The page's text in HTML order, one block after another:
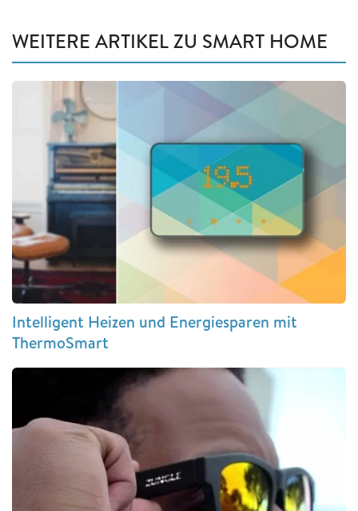
WEITERE ARTIKEL ZU SMART HOME
Intelligent Heizen und Energiesparen mit
ThermoSmart